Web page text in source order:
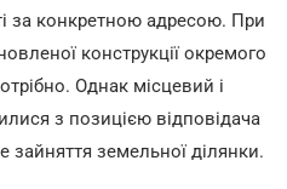
за конкретною адресою. При
конструкції окремого
Однак місцевий і
з позицією відповідача
зайняття земельної ділянки.